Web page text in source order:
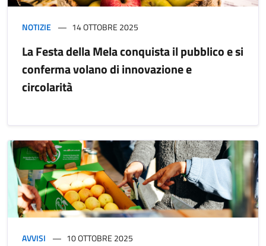
NOTIZIE 14 OTTOBRE 2025
La Festa della Mela conquista il pubblico e si
conferma volano di innovazione e
circolarità
AVVISI 10 OTTOBRE 2025